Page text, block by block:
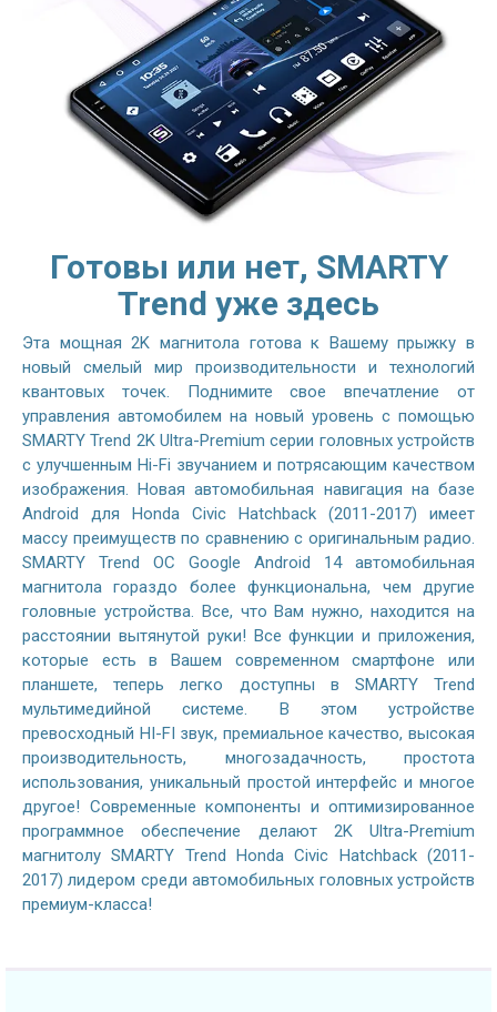
Готовы или нет, SMARTY
Trend уже здесь
Эта мощная 2K магнитола готова к Вашему прыжку в
новый смелый мир производительности и технологий
квантовых точек. Поднимите свое впечатление от
управления автомобилем на новый уровень с помощью
SMARTY Trend 2K Ultra-Premium серии головных устройств
с улучшенным Hi-Fi звучанием и потрясающим качеством
изображения. Новая автомобильная навигация на базе
Android для Honda Civic Hatchback (2011-2017) имеет
массу преимуществ по сравнению с оригинальным радио.
SMARTY Trend ОС Google Android 14 автомобильная
магнитола гораздо более функциональна, чем другие
головные устройства. Все, что Вам нужно, находится на
расстоянии вытянутой руки! Все функции и приложения,
которые есть в Вашем современном смартфоне или
планшете, теперь легко доступны в SMARTY Trend
мультимедийной системе. В этом устройстве
превосходный HI-FI звук, премиальное качество, высокая
производительность, многозадачность, простота
использования, уникальный простой интерфейс и многое
другое! Современные компоненты и оптимизированное
программное обеспечение делают 2K Ultra-Premium
магнитолу SMARTY Trend Honda Civic Hatchback (2011-
2017) лидером среди автомобильных головных устройств
премиум-класса!